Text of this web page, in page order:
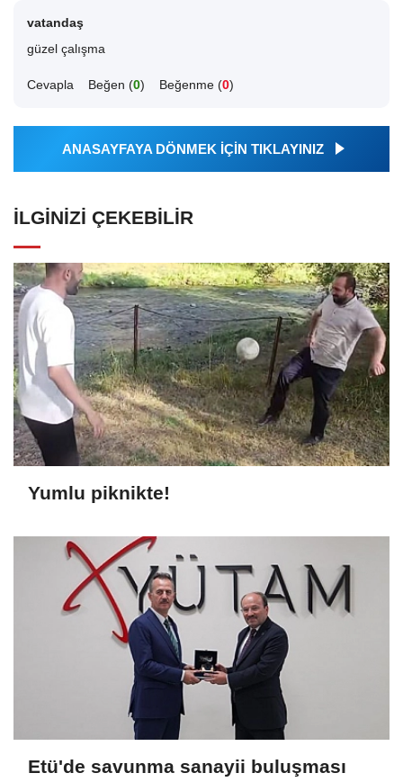
vatandaş
güzel çalışma
Cevapla Beğen (0) Beğenme (0)
ANASAYFAYA DÖNMEK İÇİN TIKLAYINIZ
İLGINIZI ÇEKEBILIR
Yumlu piknikte!
Etü'de savunma sanayii buluşması